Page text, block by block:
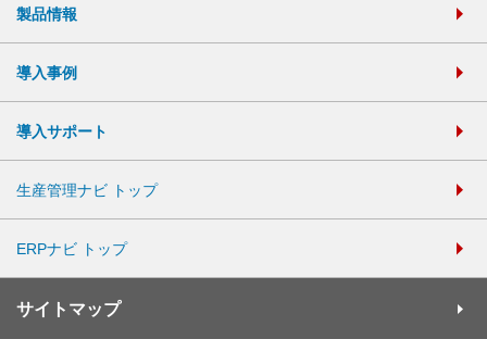
製品情報
導入事例
導入サポート
生産管理ナビ トップ
ERPナビ トップ
サイトマップ